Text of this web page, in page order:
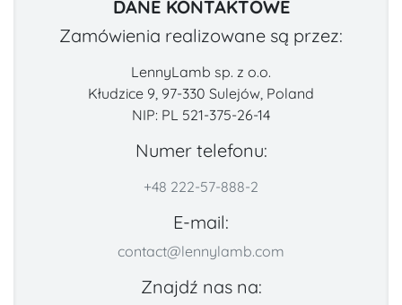
DANE KONTAKTOWE
Zamówienia realizowane są przez:
LennyLamb sp. z o.o.
Kłudzice 9, 97-330 Sulejów, Poland
NIP: PL 521-375-26-14
Numer telefonu:
+48 222-57-888-2
E-mail:
contact@lennylamb.com
Znajdź nas na: